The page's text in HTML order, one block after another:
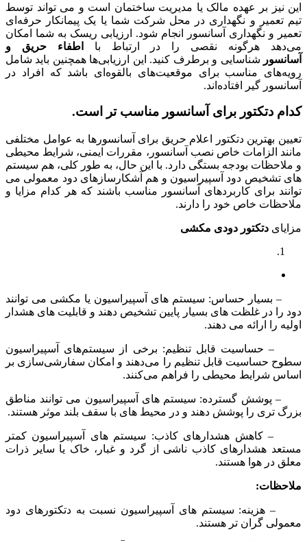
این نیز بر عهده مالک یا مدیریت ساختمان است و می تواند توسط
تیم تعمیر و نگهداری در محل شرکت شما یا یک پیمانکار حرفه‌ای
تعمیر و نگهداری آسانسور انجام شود. ارزیابی ریسک به شما امکان
می‌دهد هرگونه نقصی را در ارتباط با
اطفاء حریق و
آسانسور شناسایی و برطرف کنید. این ارزیابی‌ها همچنین باید شامل
رویه‌های مناسب برای موقعیت‌های بالقوه‌ای باشد که افراد در
آسانسور گیر افتاده‌اند.
کدام دتکتور برای آسانسور مناسب تر است.
تعیین بهترین دتکتور اعلام حریق برای آسانسورها به عوامل مختلفی
مانند الزامات خاص نصب آسانسور، مقررات ایمنی، شرایط محیطی
و ملاحظات بودجه بستگی دارد. با این حال، به طور کلی، هم سیستم
های تشخیص دود آسپیراسیون و هم آشکارسازهای دود معمولی می
توانند برای کاربردهای آسانسور مناسب باشند که هر کدام مزایا و
ملاحظات خاص خود را دارند.
مزایای دتکتور دودی مکشی
– بسیار حساس: سیستم های آسپیراسیون یا مکشی می توانند
دود را در غلظت های بسیار پایین تشخیص دهند و قابلیت های هشدار
اولیه را ارائه می دهند.
– حساسیت قابل تنظیم: برخی از سیستم‌های آسپیراسیون
سطوح حساسیت قابل تنظیم را می‌دهند و امکان سفارشی‌سازی بر
اساس شرایط محیطی را فراهم می‌کنند.
– پوشش گسترده: سیستم های آسپیراسیون می توانند مناطق
بزرگ تری را پوشش دهند و در محیط های با سقف بلند موثر هستند.
– کاهش هشدارهای کاذب: سیستم های آسپیراسیون کمتر
مستعد هشدارهای کاذب ناشی از گرد و غبار، خاک یا سایر ذرات
معلق در هوا هستند.
ملاحظات:
– هزینه: سیستم های آسپیراسیون نسبت به دتکتورهای دود
معمولی گران تر هستند.